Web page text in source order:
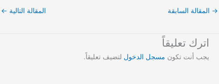
→ المقالة السابقة المقالة التالية ←
اترك تعليقاً
يجب أنت تكون مسجل الدخول لتضيف تعليقاً.